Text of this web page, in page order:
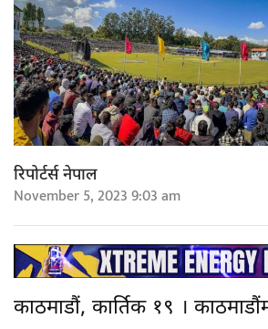
रिपोर्टर्स नेपाल
November 5, 2023 9:03 am
काठमाडौं, कार्तिक १९ ।